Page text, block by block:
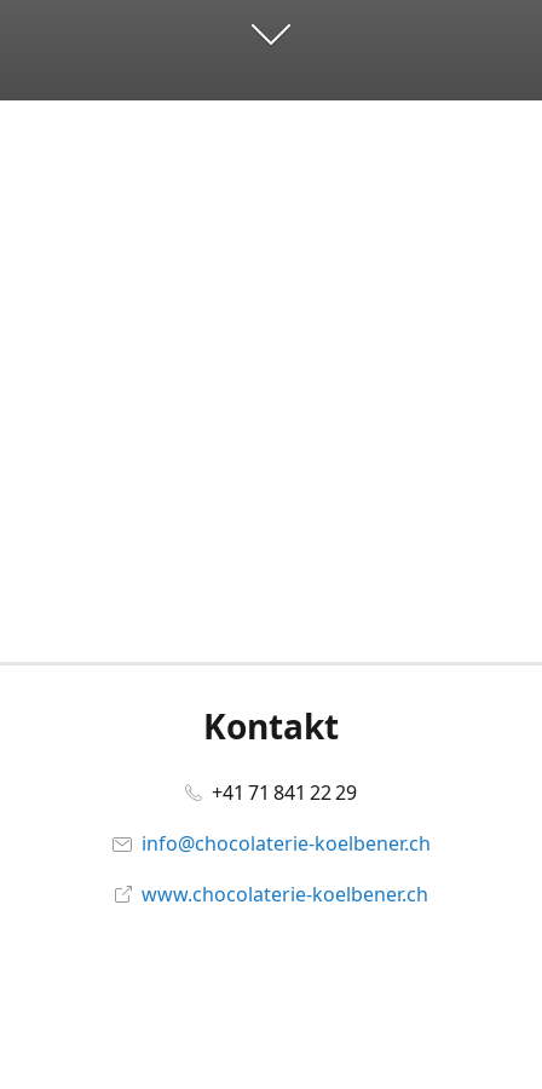
Kontakt
+41 71 841 22 29
info@chocolaterie-koelbener.ch
www.chocolaterie-koelbener.ch